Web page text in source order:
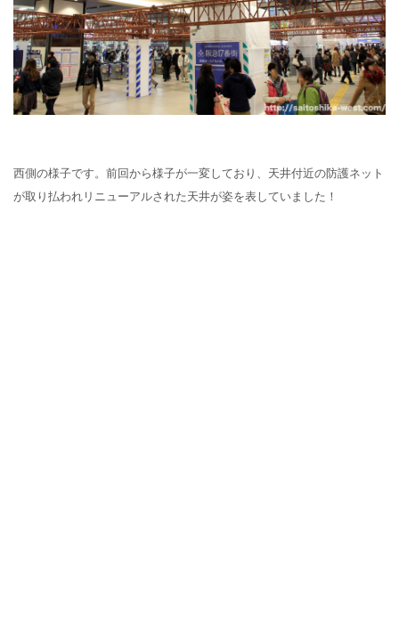
西側の様子です。前回から様子が一変しており、天井付近の防護ネット
が取り払われリニューアルされた天井が姿を表していました！